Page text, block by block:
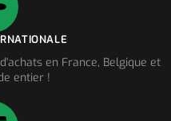
en France, Belgique et
entier !